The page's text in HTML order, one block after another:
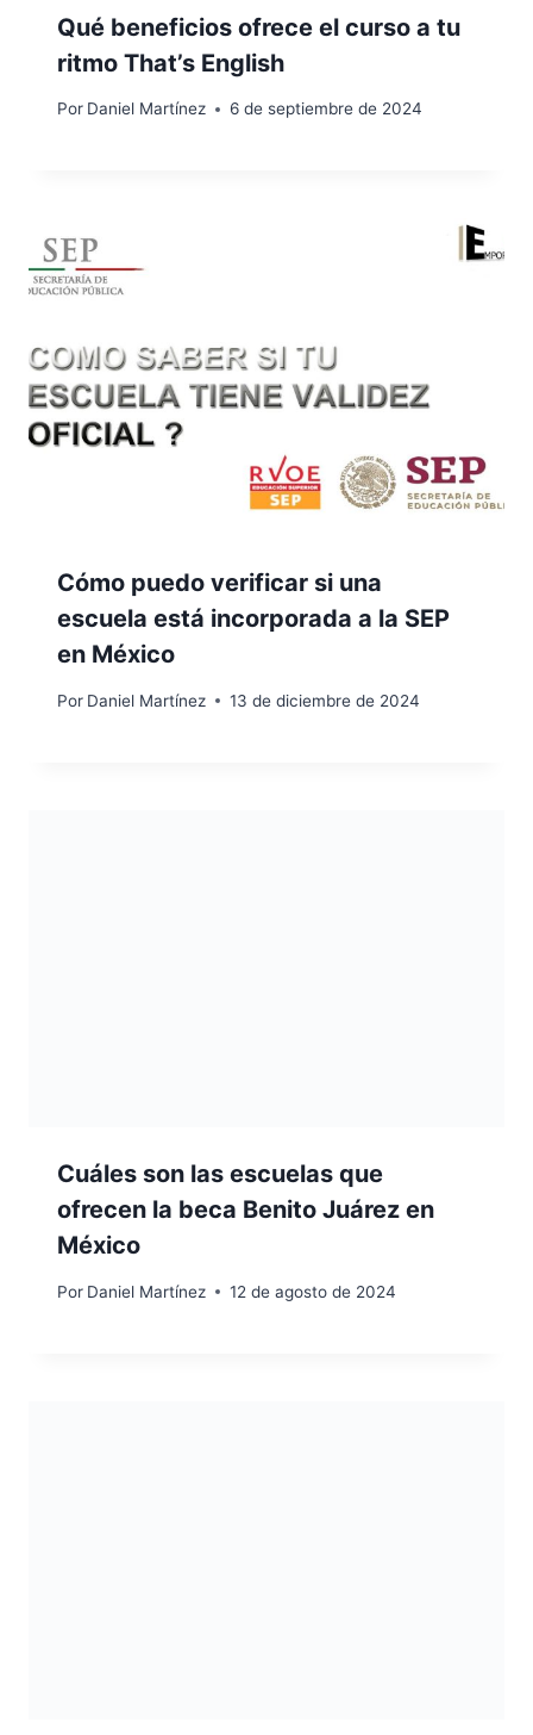
Qué beneficios ofrece el curso a tu
ritmo That’s English
Por Daniel Martínez 6 de septiembre de 2024
Cómo puedo verificar si una
escuela está incorporada a la SEP
en México
Por Daniel Martínez 13 de diciembre de 2024
Cuáles son las escuelas que
ofrecen la beca Benito Juárez en
México
Por Daniel Martínez 12 de agosto de 2024